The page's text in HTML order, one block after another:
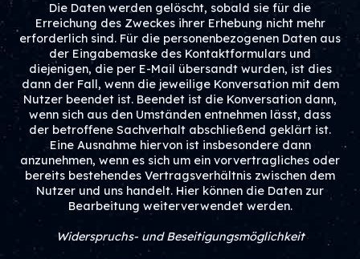
Die Daten werden gelöscht, sobald sie für die
Erreichung des Zweckes ihrer Erhebung nicht mehr
erforderlich sind. Für die personenbezogenen Daten aus
der Eingabemaske des Kontaktformulars und
diejenigen, die per E-Mail übersandt wurden, ist dies
dann der Fall, wenn die jeweilige Konversation mit dem
Nutzer beendet ist. Beendet ist die Konversation dann,
wenn sich aus den Umständen entnehmen lässt, dass
der betroffene Sachverhalt abschließend geklärt ist.
Eine Ausnahme hiervon ist insbesondere dann
anzunehmen, wenn es sich um ein vorvertragliches oder
bereits bestehendes Vertragsverhältnis zwischen dem
Nutzer und uns handelt. Hier können die Daten zur
Bearbeitung weiterverwendet werden.
Widerspruchs- und Beseitigungsmöglichkeit